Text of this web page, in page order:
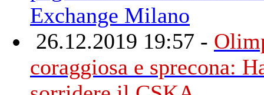
Exchange Milano
26.12.2019 19:57 -
coraggiosa e sprecona: